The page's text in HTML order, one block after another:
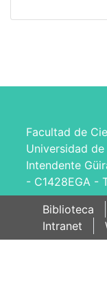
Facultad de
Universidad
Intendente
- C1428EGA -
Biblioteca
Intranet